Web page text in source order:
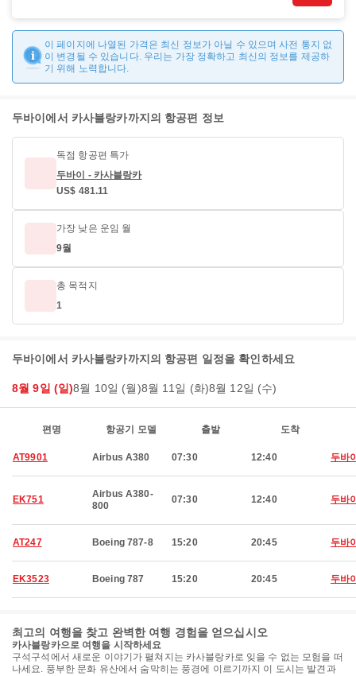
이 페이지에 나열된 가격은 최신 정보가 아닐 수 있으며 사전 통지 없
이 변경될 수 있습니다. 우리는 가장 정확하고 최신의 정보를 제공하
기 위해 노력합니다.
두바이에서 카사블랑카까지의 항공편 정보
독점 항공편 특가
두바이 - 카사블랑카
US$ 481.11
가장 낮은 운임 월
9월
총 목적지
1
두바이에서 카사블랑카까지의 항공편 일정을 확인하세요
8월 9일 (일)8월 10일 (월)8월 11일 (화)8월 12일 (수)
편명 항공기 모델 출발 도착
AT9901 Airbus A380 07:30 12:40 두바
EK751
Airbus A380-
800
07:30 12:40 두바
AT247 Boeing 787-8 15:20 20:45 두바
EK3523 Boeing 787 15:20 20:45 두바
최고의 여행을 찾고 완벽한 여행 경험을 얻으십시오
카사블랑카으로 여행을 시작하세요
구석구석에서 새로운 이야기가 펼쳐지는 카사블랑카로 잊을 수 없는 모험을 떠
나세요. 풍부한 문화 유산에서 숨막히는 풍경에 이르기까지 이 도시는 발견과